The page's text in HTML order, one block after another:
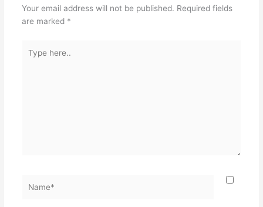
Your email address will not be published. Required fields
are marked *
here..